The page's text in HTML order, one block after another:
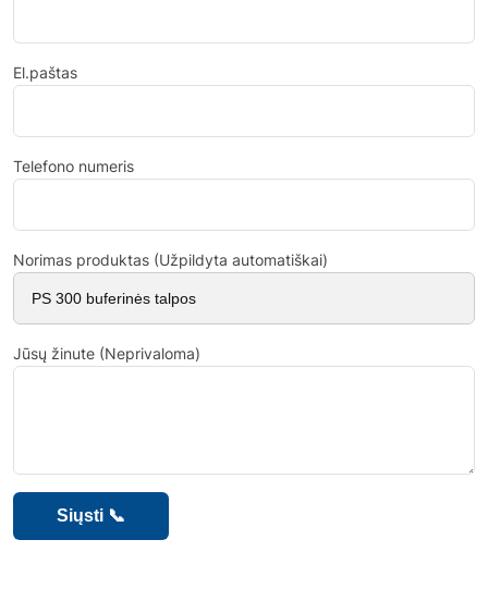
El.paštas
Telefono numeris
Norimas produktas (Užpildyta automatiškai)
Jūsų žinute (Neprivaloma)